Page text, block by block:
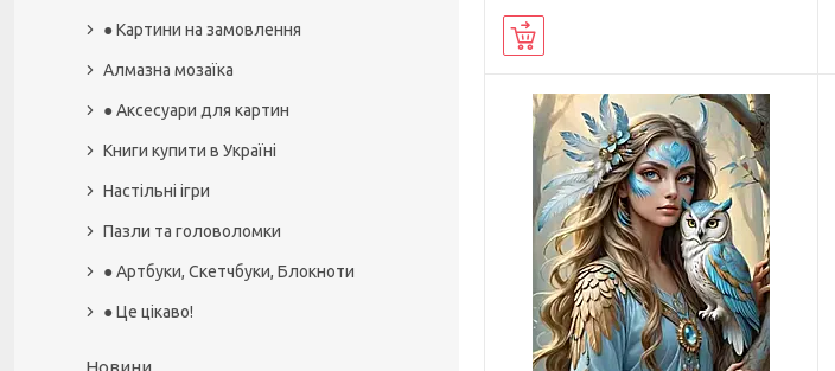
● Картини на замовлення
Алмазна мозаїка
● Аксесуари для картин
Книги купити в Україні
Настільні ігри
Пазли та головоломки
● Артбуки, Скетчбуки, Блокноти
● Це цікаво!
Новини